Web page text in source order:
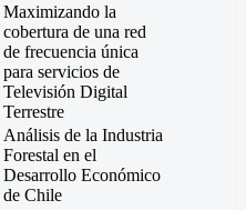
Maximizando la
cobertura de una red
de frecuencia única
para servicios de
Televisión Digital
Terrestre
Análisis de la Industria
Forestal en el
Desarrollo Económico
de Chile